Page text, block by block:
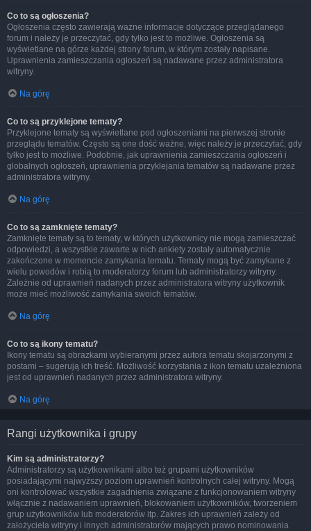
Co to są ogłoszenia?
Ogłoszenia często zawierają ważne informacje dotyczące przeglądanego
forum i należy je przeczytać, gdy tylko jest to możliwe. Ogłoszenia są
wyświetlane na górze każdej strony forum, w którym zostały napisane.
Uprawnienia zamieszczania ogłoszeń są nadawane przez administratora
witryny.
Na górę
Co to są przyklejone tematy?
Przyklejone tematy są wyświetlane pod ogłoszeniami na pierwszej stronie
przeglądu tematów. Często są one dość ważne, więc należy je przeczytać, gdy
tylko jest to możliwe. Podobnie, jak uprawnienia zamieszczania ogłoszeń i
globalnych ogłoszeń, uprawnienia przyklejania tematów są nadawane przez
administratora witryny.
Na górę
Co to są zamknięte tematy?
Zamknięte tematy są to tematy, w których użytkownicy nie mogą zamieszczać
odpowiedzi, a wszystkie zawarte w nich ankiety zostały automatycznie
zakończone w momencie zamykania tematu. Tematy mogą być zamykane z
wielu powodów i robią to moderatorzy forum lub administratorzy witryny.
Zależnie od uprawnień nadanych przez administratora witryny użytkownik
może mieć możliwość zamykania swoich tematów.
Na górę
Co to są ikony tematu?
Ikony tematu są obrazkami wybieranymi przez autora tematu skojarzonymi z
postami – sugerują ich treść. Możliwość korzystania z ikon tematu uzależniona
jest od uprawnień nadanych przez administratora witryny.
Na górę
Rangi użytkownika i grupy
Kim są administratorzy?
Administratorzy są użytkownikami albo też grupami użytkowników
posiadającymi najwyższy poziom uprawnień kontrolnych całej witryny. Mogą
oni kontrolować wszystkie zagadnienia związane z funkcjonowaniem witryny
włącznie z nadawaniem uprawnień, blokowaniem użytkowników, tworzeniem
grup użytkowników lub moderatorów itp. Zakres ich uprawnień zależy od
założyciela witryny i innych administratorów mających prawo nominowania